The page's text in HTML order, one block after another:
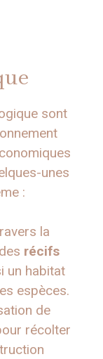
sont
unes
:
la
récifs
un habitat
espèces.
de
récolter